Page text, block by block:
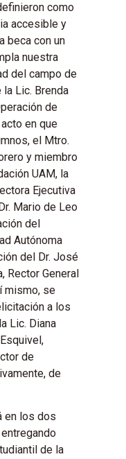
como
accesible y
beca con un
nuestra
del campo de
la Lic. Brenda
de
en que
el Mtro.
y miembro
UAM, la
Ejecutiva
Mario de Leo
del
Autónoma
del Dr. José
Rector General
mismo, se
a los
Lic. Diana
de
de
en los dos
de la